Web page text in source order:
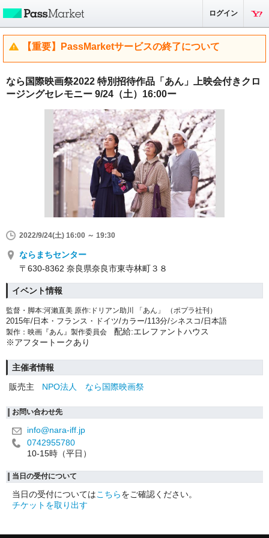
ログイン
【重要】PassMarketサービスの終了について
なら国際映画祭2022 特別招待作品「あん」上映会付きクロ
ージングセレモニー 9/24（土）16:00ー
2022/9/24(土) 16:00 ～ 19:30
ならまちセンター
〒630-8362 奈良県奈良市東寺林町３８
イベント情報
監督・脚本:河瀨直美 原作:ドリアン助川 「あん」 （ポプラ社刊）
2015年/日本・フランス・ドイツ/カラー/113分/シネスコ/日本語
製作：映画『あん』製作委員会 配給:エレファントハウス
※アフタートークあり
主催者情報
販売主
NPO法人 なら国際映画祭
お問い合わせ先
info@nara-iff.jp
0742955780
10-15時（平日）
当日の受付について
当日の受付についてはこちらをご確認ください。
チケットを取り出す